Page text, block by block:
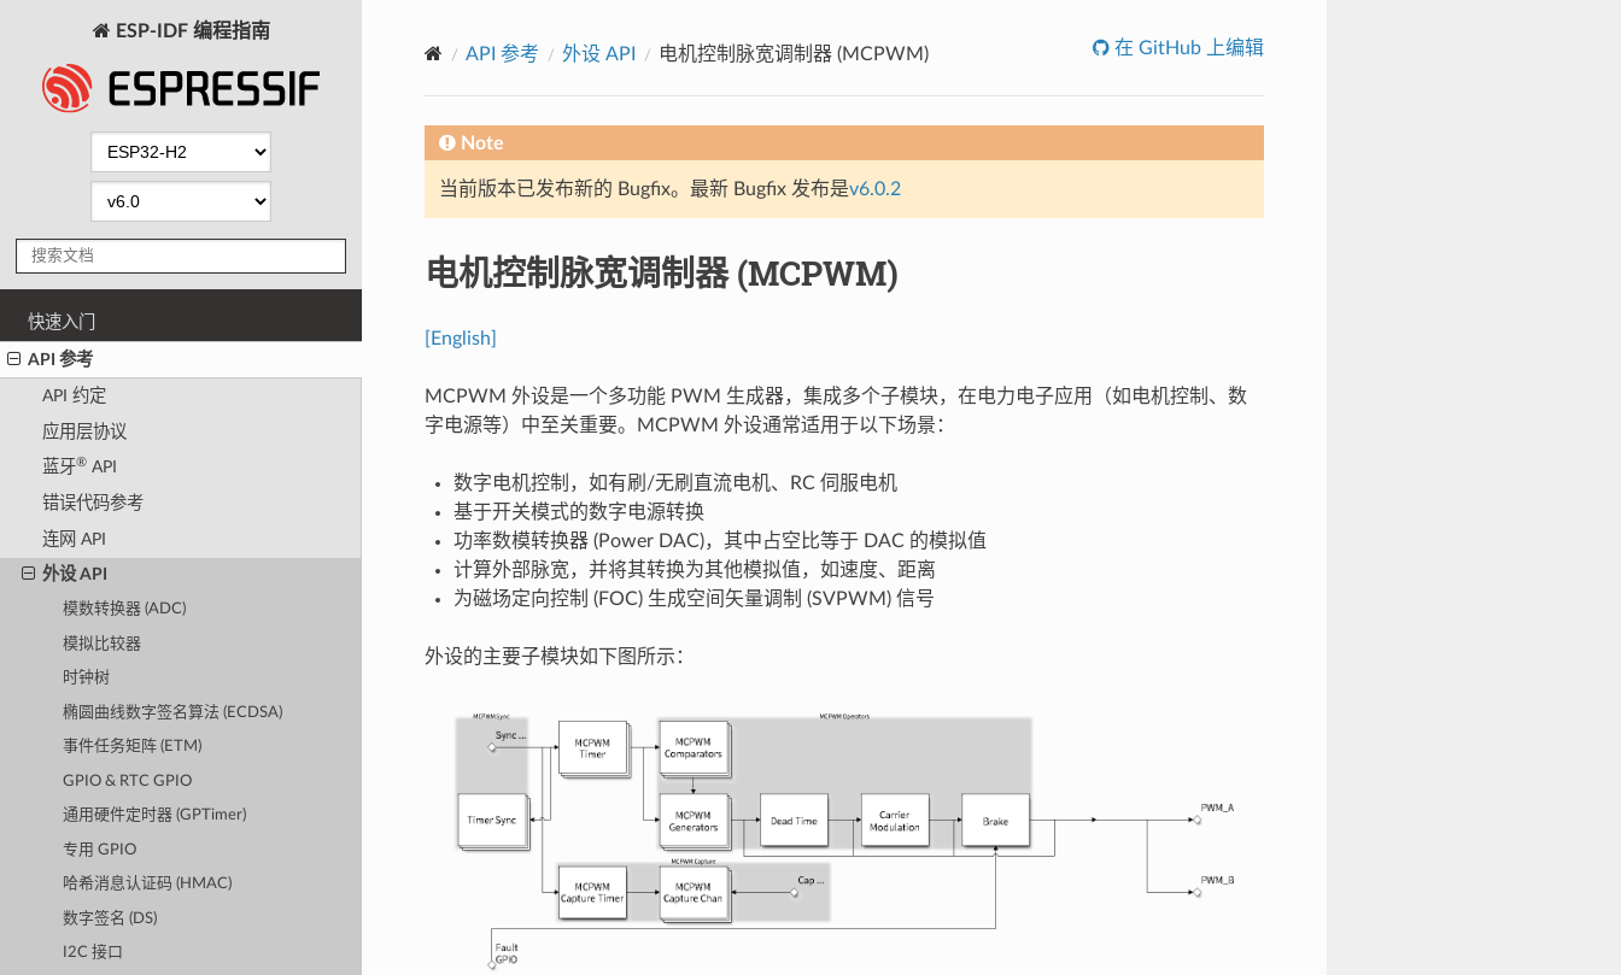
ESP-IDF 编程指南
快速入门
API 参考
API 约定
应用层协议
蓝牙®API
错误代码参考
连网 API
外设 API
模数转换器 (ADC)
模拟比较器
时钟树
椭圆曲线数字签名算法 (ECDSA)
事件任务矩阵 (ETM)
GPIO & RTC GPIO
通用硬件定时器 (GPTimer)
专用 GPIO
哈希消息认证码 (HMAC)
数字签名 (DS)
I2C 接口
API 参考 外设 API 电机控制脉宽调制器 (MCPWM) 在 GitHub 上编辑
Note
当前版本已发布新的 Bugfix。最新 Bugfix 发布是v6.0.2
电机控制脉宽调制器 (MCPWM)
[English]
MCPWM 外设是一个多功能 PWM 生成器，集成多个子模块，在电力电子应用（如电机控制、数
字电源等）中至关重要。MCPWM 外设通常适用于以下场景：
数字电机控制，如有刷/无刷直流电机、RC 伺服电机
基于开关模式的数字电源转换
功率数模转换器 (Power DAC)，其中占空比等于 DAC 的模拟值
计算外部脉宽，并将其转换为其他模拟值，如速度、距离
为磁场定向控制 (FOC) 生成空间矢量调制 (SVPWM) 信号
外设的主要子模块如下图所示：